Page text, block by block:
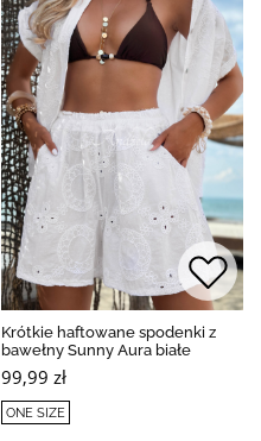
Krótkie haftowane spodenki z
bawełny Sunny Aura białe
99,99 zł
ONE SIZE